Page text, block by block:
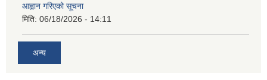
आह्वान गरिएको सूचना
मिति: 06/18/2026 - 14:11
अन्य